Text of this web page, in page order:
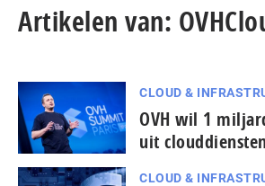
Artikelen van:
CLOUD &
OVH wil 1
uit
CLOUD &